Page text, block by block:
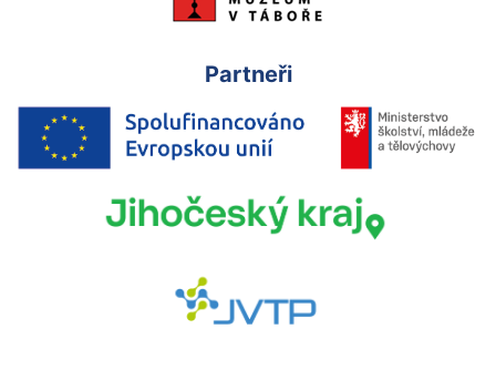
Partneři